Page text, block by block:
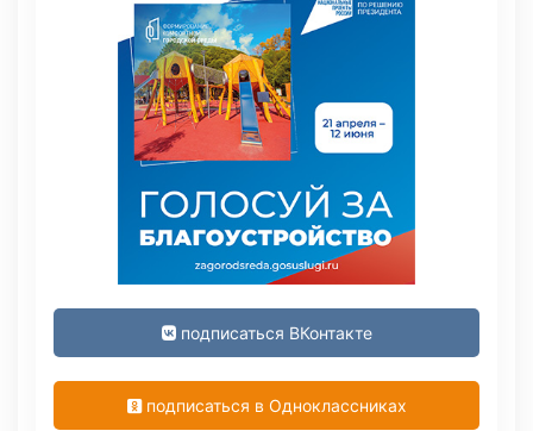
подписаться ВКонтакте
подписаться в Одноклассниках